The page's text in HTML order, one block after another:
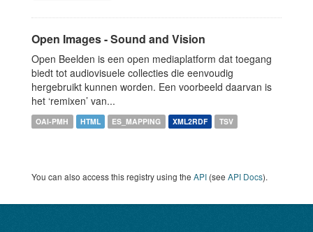
Open Images - Sound and Vision
Open Beelden is een open mediaplatform dat toegang
biedt tot audiovisuele collecties die eenvoudig
hergebruikt kunnen worden. Een voorbeeld daarvan is
het ‘remixen’ van...
OAI-PMH HTML ES_MAPPING XML2RDF TSV
You can also access this registry using the API (see API Docs).